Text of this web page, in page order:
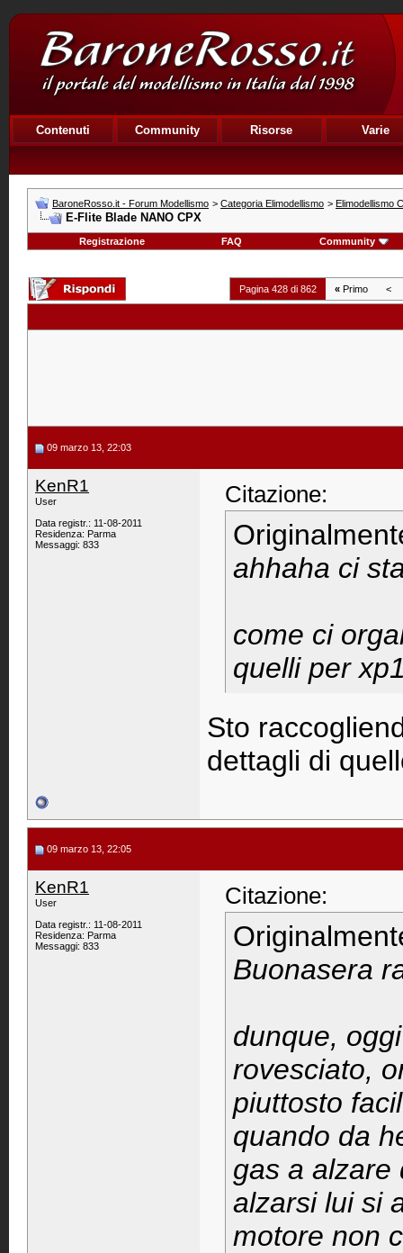
Contenuti Community Risorse Varie
BaroneRosso.it - Forum Modellismo > Categoria Elimodellismo > Elimodellismo
E-Flite Blade NANO CPX
Registrazione FAQ Community
Pagina 428 di 862 « Primo <
09 marzo 13, 22:03
KenR1
User
Data registr.: 11-08-2011
Residenza: Parma
Messaggi: 833
Citazione:
ahhaha ci
come ci
quelli per
Sto
dettagli di
09 marzo 13, 22:05
KenR1
User
Data registr.: 11-08-2011
Residenza: Parma
Messaggi: 833
Citazione:
Buonasera
dunque,
rovesciato,
piuttosto
quando da
gas a alzare
alzarsi lui si
motore non